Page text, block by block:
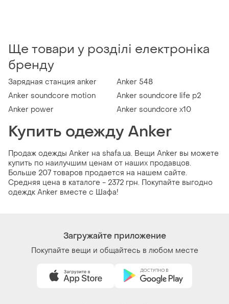
Ще товари у розділі електроніка
бренду
Зарядная станция anker
Anker 548
Anker soundcore motion
Anker soundcore life p2
Anker power
Anker soundcore x10
Купить одежду Anker
Продаж одежды Anker на shafa.ua. Вещи Anker вы можете
купить по наилучшим ценам от наших продавцов.
Больше 207 товаров продается на нашем сайте.
Средняя цена в каталоге - 2372 грн. Покупайте выгодно
одеждк Anker вместе с Шафа!
Загружайте приложение
Покупайте вещи и общайтесь в любом месте